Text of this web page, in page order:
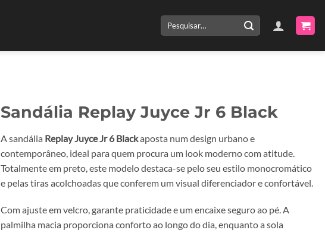
Pesquisar
por:
Sandália Replay Juyce Jr 6 Black
A sandália Replay Juyce Jr 6 Blackaposta num design urbano e
contemporâneo, ideal para quem procura um look moderno com atitude.
Totalmente em preto, este modelo destaca-se pelo seu estilo monocromático
e pelas tiras acolchoadas que conferem um visual diferenciador e confortável.
Com ajuste em velcro, garante praticidade e um encaixe seguro ao pé. A
palmilha macia proporciona conforto ao longo do dia, enquanto a sola